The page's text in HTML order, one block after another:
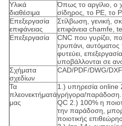
Υλικά
διαθέσιμα
Όπως το αργίλιο, ο
σίδηρος, το PE, το
Επεξεργασία
επιφάνειας
Στίλβωση, γενική,
επιφάνεια chamfe,
Επεξεργασία
CNC που γυρίζει,
τρυπάνι,
φυτεύει,
υποβάλλονται σε
Σχήματα
σχεδίων
CAD/PDF/DWG/
Τα
πλεονεκτήματά
μας
1.) υπηρεσία online
γρήγορα/παράδοση.
QC 2.) 100% η
την παράδοση,
ποιοτικής